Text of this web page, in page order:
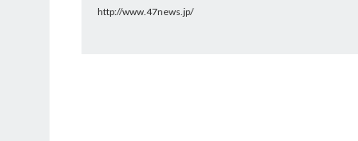
http://www.47news.jp/